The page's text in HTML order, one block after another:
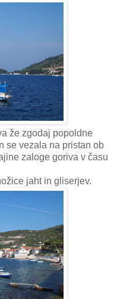
že zgodaj popoldne
se vezala na pristan ob
zaloge goriva v času
jaht in gliserjev.